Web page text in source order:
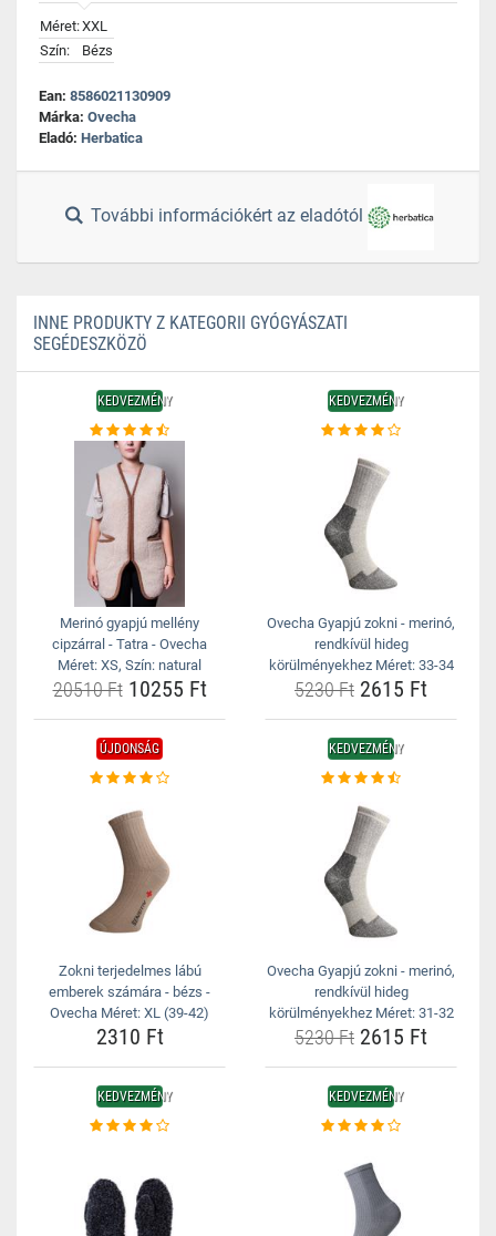
Méret:XXL
Szín:
Bézs
Ean: 8586021130909
Márka: Ovecha
Eladó: Herbatica
További információkért az eladótól
INNE PRODUKTY Z KATEGORII GYÓGYÁSZATI
SEGÉDESZKÖZÖ
KEDVEZMÉNY
Merinó gyapjú mellény
cipzárral - Tatra - Ovecha
Méret: XS, Szín: natural
20510 Ft10255 Ft
KEDVEZMÉNY
Ovecha Gyapjú zokni - merinó,
rendkívül hideg
körülményekhez Méret: 33-34
5230 Ft 2615 Ft
ÚJDONSÁG
Zokni terjedelmes lábú
emberek számára - bézs -
Ovecha Méret: XL (39-42)
2310 Ft
KEDVEZMÉNY
Ovecha Gyapjú zokni - merinó,
rendkívül hideg
körülményekhez Méret: 31-32
5230 Ft 2615 Ft
KEDVEZMÉNY KEDVEZMÉNY